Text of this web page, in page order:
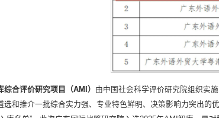
综合评价研究项目（AMI） 由中国社会科学评价研究院组织实
选和推介一批综合实力强、专业特色鲜明、决策影响力突出的